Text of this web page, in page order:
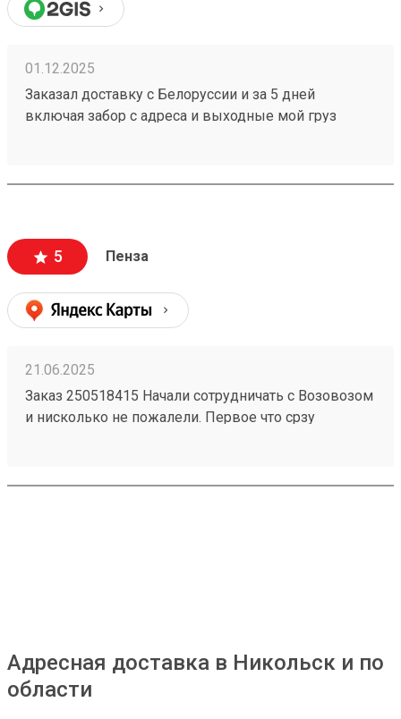
01.12.2025
Заказал доставку с Белоруссии и за 5 дней
включая забор с адреса и выходные мой груз
5 Пенза
21.06.2025
Заказ 250518415 Начали сотрудничать с Возовозом
и нисколько не пожалели. Первое что срзу
Сроки доставки тоже отличные. Из Питера в Пензу
Адресная доставка в Никольск и по
области